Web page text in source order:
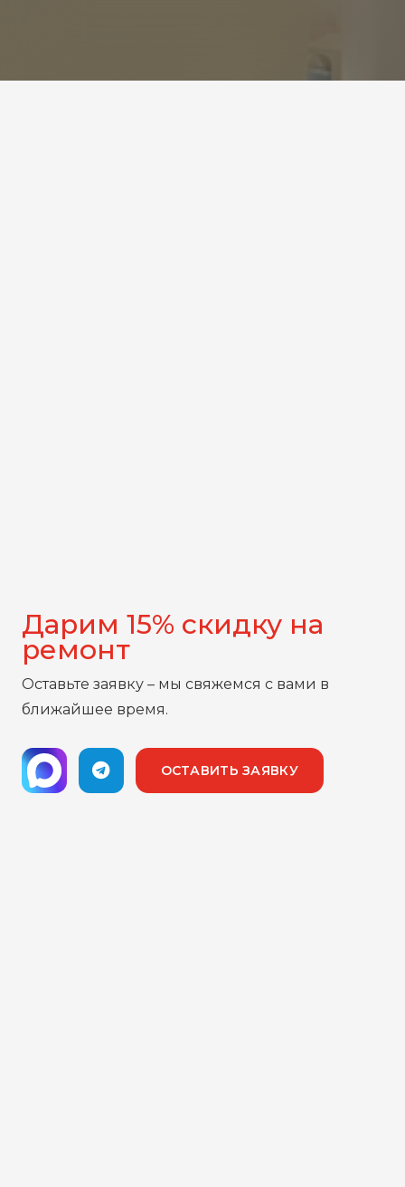
Дарим 15% скидку на
ремонт
Оставьте заявку – мы свяжемся с вами в
ближайшее время.
ОСТАВИТЬ ЗАЯВКУ